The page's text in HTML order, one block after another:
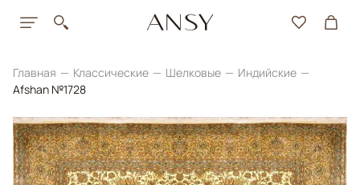
Главная Классические Шелковые
Индийские
Afshan №1728